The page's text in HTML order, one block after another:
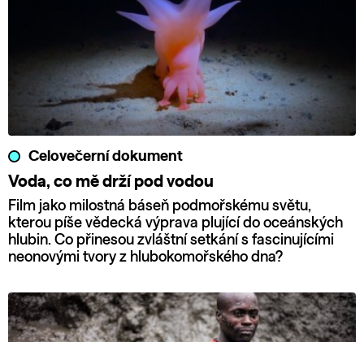
Celovečerní dokument
Voda, co mě drží pod vodou
Film jako milostná báseň podmořskému světu,
kterou píše vědecká výprava plující do oceánských
hlubin. Co přinesou zvláštní setkání s fascinujícími
neonovými tvory z hlubokomořského dna?